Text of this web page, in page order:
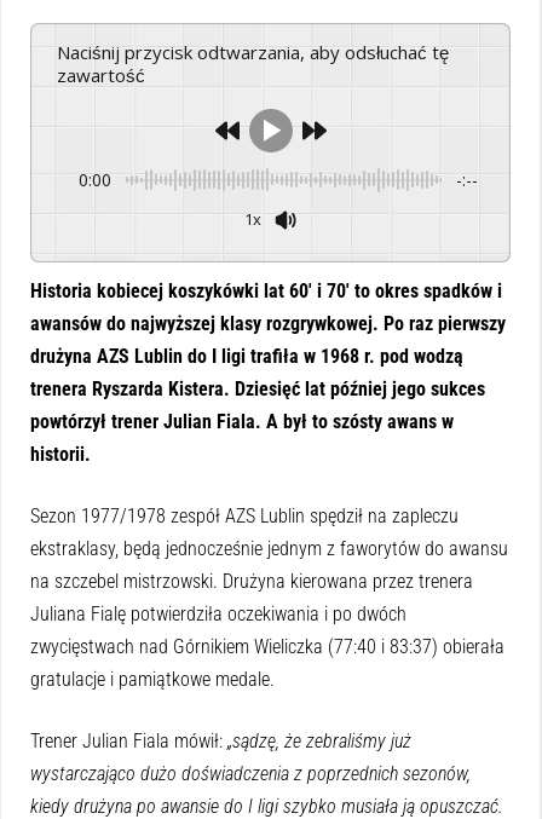
Naciśnij przycisk odtwarzania, aby odsłuchać tę
zawartość
0:00 -:--
1x
Historia kobiecej koszykówki lat 60′ i 70′ to okres spadków i
awansów do najwyższej klasy rozgrywkowej. Po raz pierwszy
drużyna AZS Lublin do I ligi trafiła w 1968 r. pod wodzą
trenera Ryszarda Kistera. Dziesięć lat później jego sukces
powtórzył trener Julian Fiala. A był to szósty awans w
historii.
Sezon 1977/1978 zespół AZS Lublin spędził na zapleczu
ekstraklasy, będą jednocześnie jednym z faworytów do awansu
na szczebel mistrzowski. Drużyna kierowana przez trenera
Juliana Fialę potwierdziła oczekiwania i po dwóch
zwycięstwach nad Górnikiem Wieliczka (77:40 i 83:37) obierała
gratulacje i pamiątkowe medale.
Trener Julian Fiala mówił: „sądzę, że zebraliśmy już
wystarczająco dużo doświadczenia z poprzednich sezonów,
kiedy drużyna po awansie do I ligi szybko musiała ją opuszczać.